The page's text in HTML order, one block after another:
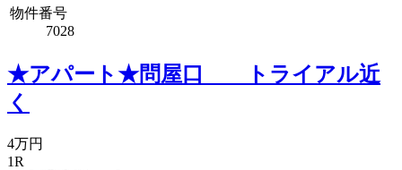
物件番号
7028
★アパート★問屋口 トライアル近
く
4万円
1R